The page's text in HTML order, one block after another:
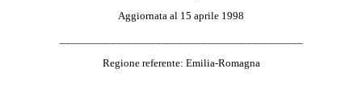
Aggiornata al 15 aprile 1998
Regione referente: Emilia-Romagna